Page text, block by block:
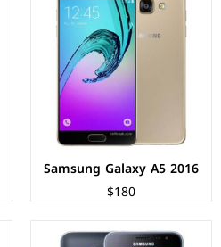
Samsung Galaxy A5 2016
$180
الشاشة:سوبر اموليد بحجم 5.0 بوصة بدقة HD+
المعالج:
خلفية 8 م.ب/ امامية 5 م.ب.
نظام التشغيل:Android 5.1.1 (Lollipop)
عرض المواصفات ←